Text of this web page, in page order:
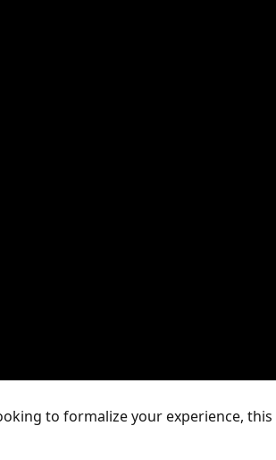
to formalize your experience,